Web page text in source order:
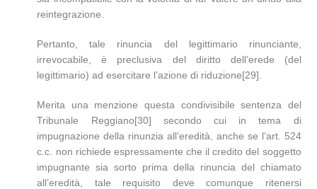
reintegrazione.
Pertanto, tale rinuncia del legittimario rinunciante,
irrevocabile, è preclusiva del diritto dell’erede (del
legittimario) ad esercitare l’azione di riduzione[29].
Merita una menzione questa condivisibile sentenza del
Tribunale Reggiano[30] secondo cui in tema di
impugnazione della rinunzia all’eredità, anche se l’art. 524
c.c. non richiede espressamente che il credito del soggetto
impugnante sia sorto prima della rinuncia del chiamato
all’eredità, tale requisito deve comunque ritenersi